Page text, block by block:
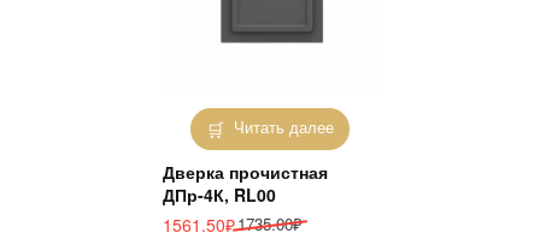
Читать далее
Дверка прочистная
ДПр-4К, RL00
1735.00₽
Первоначальная
1561.50₽
Текущая